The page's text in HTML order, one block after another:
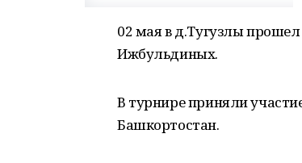
02 мая в д.Тугузлы
Ижбульдиных.
В турнире приняли
Башкортостан.